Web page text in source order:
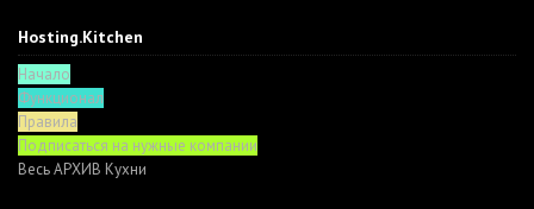
Hosting.Kitchen
Начало
Функционал
Правила
Подписаться на нужные компании
Весь АРХИВ Кухни